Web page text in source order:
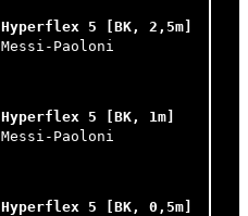
Hyperflex 5 [BK, 2,5m]
Messi-Paoloni
Hyperflex 5 [BK, 1m]
Messi-Paoloni
Hyperflex 5 [BK, 0,5m]